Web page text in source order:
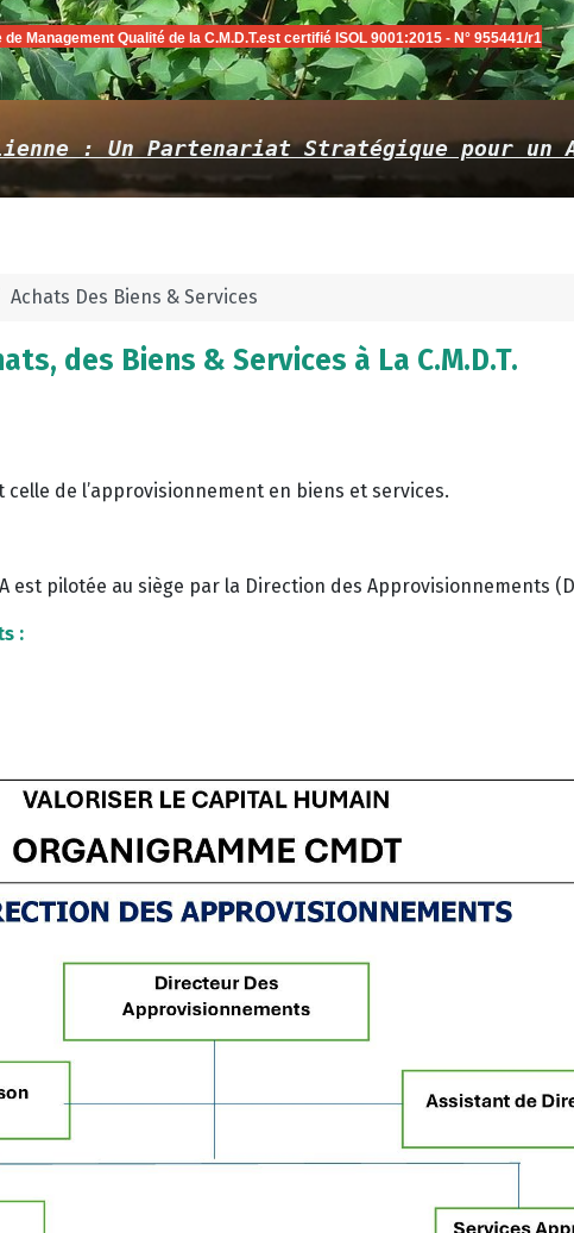
de Management Qualité de la C.M.D.T.est certifié ISOL 9001:2015 - N° 955441/r1
: Un Partenariat Stratégique pour un
Achats Des Biens & Services
des Biens & Services à La C.M.D.T.
celle de l’approvisionnement en biens et services.
est pilotée au siège par la Direction des Approvisionnements
: